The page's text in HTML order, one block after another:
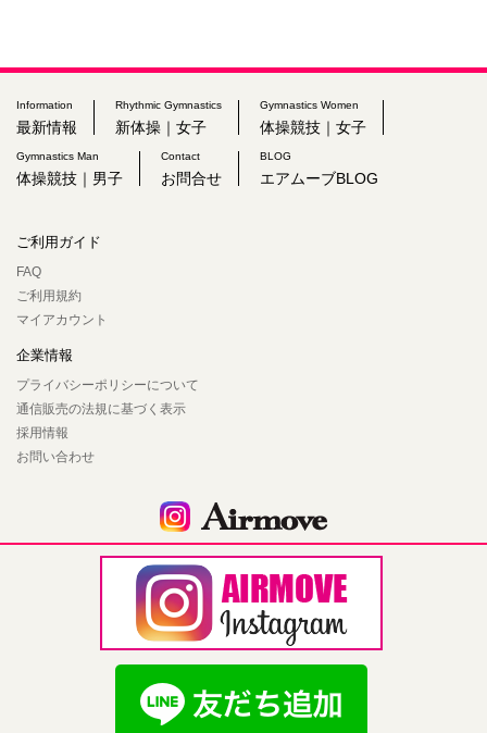
Information
最新情報
Rhythmic Gymnastics
新体操｜女子
Gymnastics Women
体操競技｜女子
Gymnastics Man
体操競技｜男子
Contact
お問合せ
BLOG
エアムーブBLOG
ご利用ガイド
FAQ
ご利用規約
マイアカウント
企業情報
プライバシーポリシーについて
通信販売の法規に基づく表示
採用情報
お問い合わせ